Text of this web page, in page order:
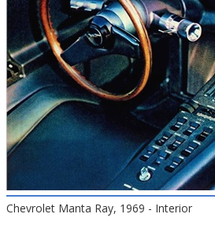
Chevrolet Manta Ray, 1969 - Interior